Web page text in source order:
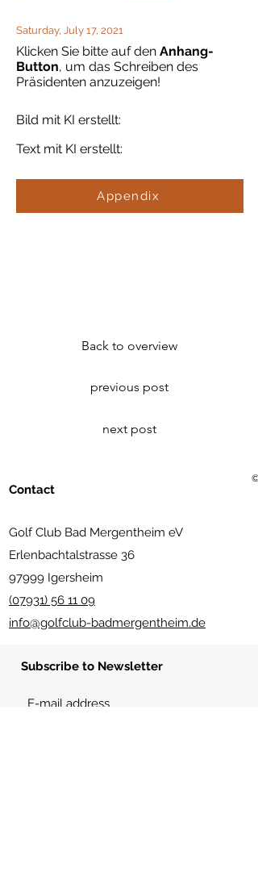
Saturday, July 17, 2021
Klicken Sie bitte auf den Anhang-
Button, um das Schreiben des
Präsidenten anzuzeigen!
Bild mit KI erstellt:
Text mit KI erstellt:
Appendix
Back to overview
previous post
next post
Contact
Golf Club Bad Mergentheim eV
Erlenbachtalstrasse 36
97999 Igersheim
(07931) 56 11 09
info@golfclub-badmergentheim.de
Subscribe to Newsletter